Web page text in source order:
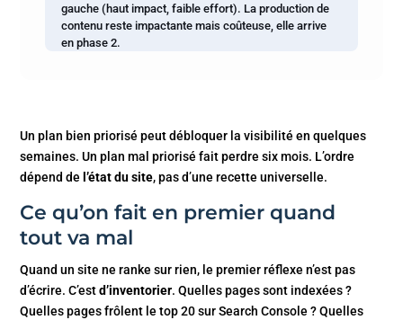
gauche (haut impact, faible effort). La production de
contenu reste impactante mais coûteuse, elle arrive
en phase 2.
Un plan bien priorisé peut débloquer la visibilité en quelques
semaines. Un plan mal priorisé fait perdre six mois. L’ordre
dépend de l’état du site, pas d’une recette universelle.
Ce qu’on fait en premier quand
tout va mal
Quand un site ne ranke sur rien, le premier réflexe n’est pas
d’écrire. C’estd’inventorier. Quelles pages sont indexées ?
Quelles pages frôlent le top 20 sur Search Console ? Quelles